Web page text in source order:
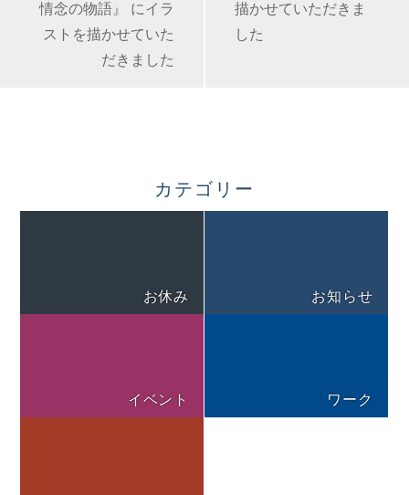
情念の物語』 にイラ
ストを描かせていた
だきました
描かせていただきま
した
カテゴリー
お休み お知らせ
イベント ワーク